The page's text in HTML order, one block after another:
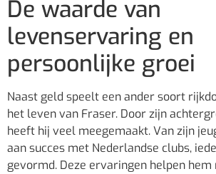
De waarde van
levenservaring en
persoonlijke groei
Naast geld speelt een ander soort
het leven van Fraser. Door zijn
heeft hij veel meegemaakt. Van zijn
aan succes met Nederlandse clubs,
gevormd. Deze ervaringen helpen hem